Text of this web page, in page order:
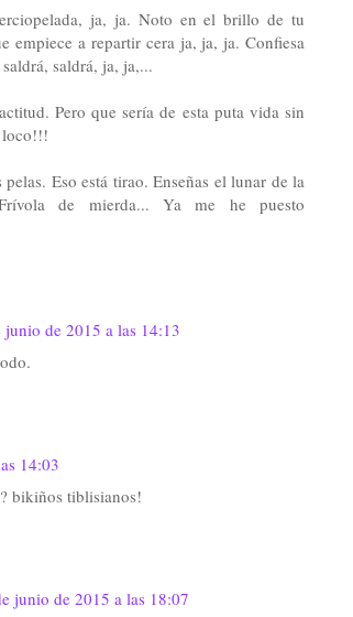
ja, ja. Noto en el brillo de tu
empiece a repartir cera ja, ja, ja. Confiesa
saldrá, ja, ja,...
Pero que sería de esta puta vida sin
loco!!!
Eso está tirao. Enseñas el lunar de la
de mierda... Ya me he puesto
junio de 2015 a las 14:13
14:03
bikiños tiblisianos!
junio de 2015 a las 18:07